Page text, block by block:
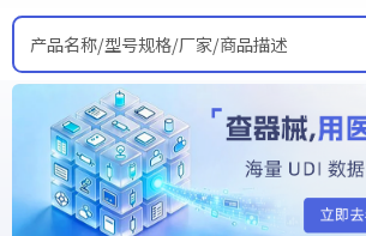
产品名称/型号规格/厂家/商品描述